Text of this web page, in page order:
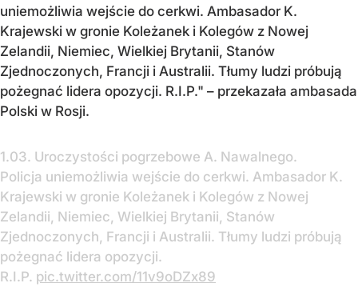
uniemożliwia wejście do cerkwi. Ambasador K.
Krajewski w gronie Koleżanek i Kolegów z Nowej
Zelandii, Niemiec, Wielkiej Brytanii, Stanów
Zjednoczonych, Francji i Australii. Tłumy ludzi próbują
pożegnać lidera opozycji. R.I.P." – przekazała ambasada
Polski w Rosji.
1.03. Uroczystości pogrzebowe A. Nawalnego.
Policja uniemożliwia wejście do cerkwi. Ambasador K.
Krajewski w gronie Koleżanek i Kolegów z Nowej
Zelandii, Niemiec, Wielkiej Brytanii, Stanów
Zjednoczonych, Francji i Australii. Tłumy ludzi próbują
pożegnać lidera opozycji.
R.I.P. pic.twitter.com/11v9oDZx89